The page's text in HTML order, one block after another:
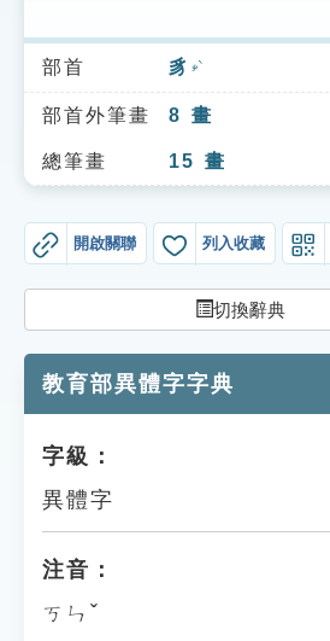
索引選單
知識索引
單字索引
貓頭鷹博士
部首 豸 ㄓˋ
部首外筆畫 8 畫
總筆畫 15 畫
開啟關聯 列入收藏
切換辭典
教育部異體字字典
字級：
異體字
注音：
ㄎㄣˇ